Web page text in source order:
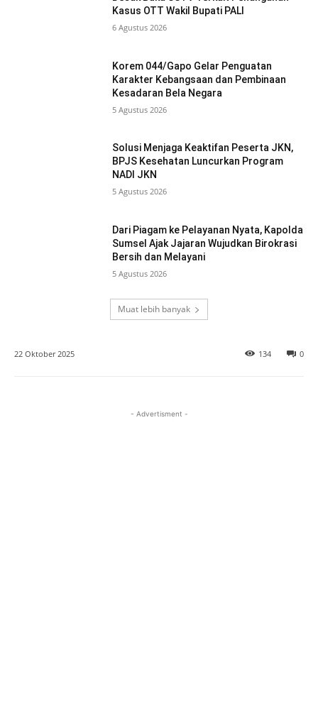
Kasus OTT Wakil Bupati PALI
6 Agustus 2026
Korem 044/Gapo Gelar Penguatan
Karakter Kebangsaan dan Pembinaan
Kesadaran Bela Negara
5 Agustus 2026
Solusi Menjaga Keaktifan Peserta JKN,
BPJS Kesehatan Luncurkan Program
NADI JKN
5 Agustus 2026
Dari Piagam ke Pelayanan Nyata, Kapolda
Sumsel Ajak Jajaran Wujudkan Birokrasi
Bersih dan Melayani
5 Agustus 2026
Muat lebih banyak
22 Oktober 2025 0
134
- Advertisment -